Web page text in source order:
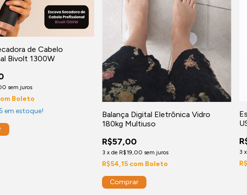
de Cabelo
Bivolt 1300W
sem juros
Boleto
em estoque!
Balança Digital Eletrônica Vidro
180kg Multiuso
R$57,00
3 x de R$19,00 sem juros
R$54,15 com Boleto
3 x